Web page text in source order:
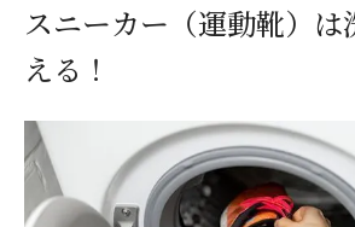
スニーカー（運動靴）は
える！